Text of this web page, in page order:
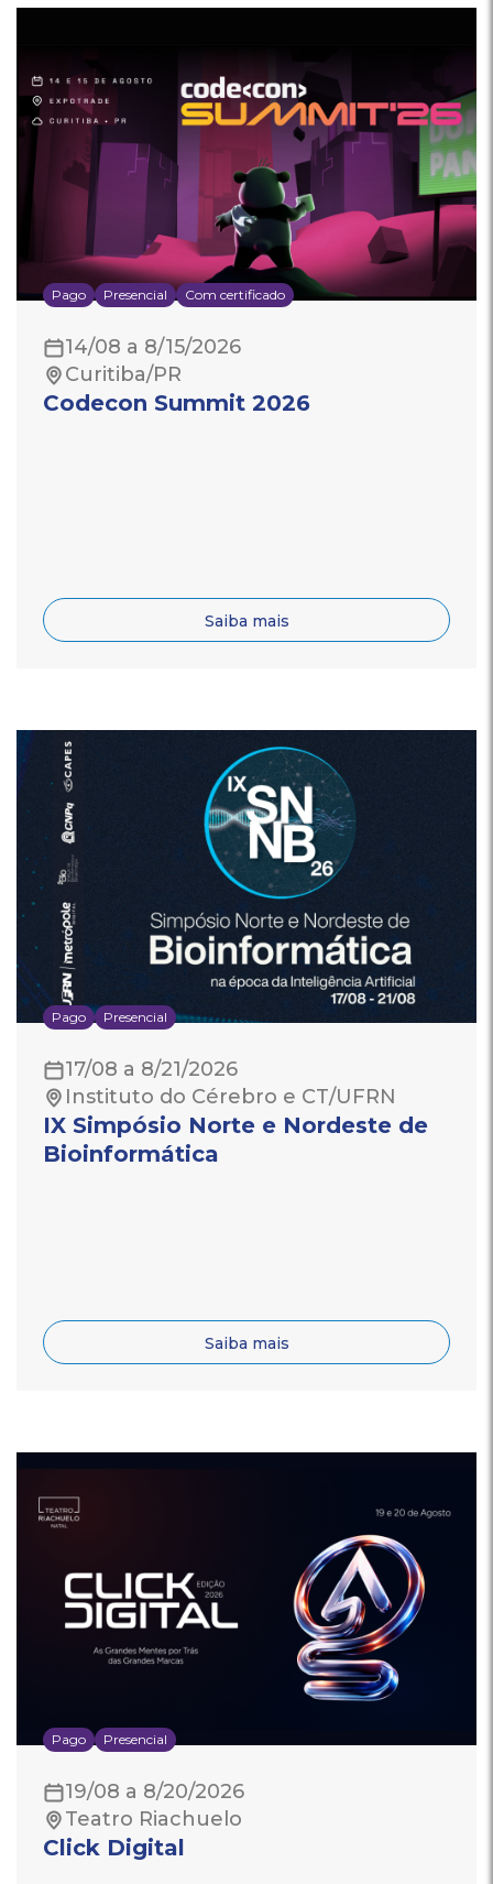
Pago Presencial Com certificado
14/08 a 8/15/2026
Curitiba/PR
Codecon Summit 2026
Saiba mais
Pago Presencial
17/08 a 8/21/2026
Instituto do Cérebro e CT/UFRN
IX Simpósio Norte e Nordeste de
Bioinformática
Saiba mais
Pago Presencial
19/08 a 8/20/2026
Teatro Riachuelo
Click Digital